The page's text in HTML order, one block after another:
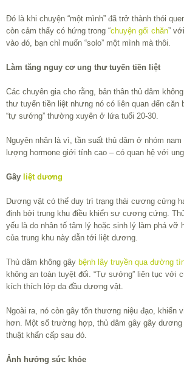
Đó là khi chuyện “một mình” đã trở thành thói
còn cảm thấy có hứng trong “chuyện gối chăn”
vào đó, bạn chỉ muốn “solo” một mình mà thôi.
Làm tăng nguy cơ ung thư tuyến tiền liệt
Các chuyên gia cho rằng, bản thân thủ dâm
thư tuyến tiền liệt nhưng nó có liên quan đến căn
“tự sướng” thường xuyên ở lứa tuổi 20-30.
Nguyên nhân là vì, tần suất thủ dâm ở nhóm
lượng hormone giới tính cao – có quan hệ với
Gây liệt dương
Dương vật có thể duy trì trạng thái cương cứng
định bởi trung khu điều khiển sự cương cứng.
yếu là do nhân tố tâm lý hoặc sinh lý làm phá vỡ
của trung khu này dẫn tới liệt dương.
Thủ dâm không gây bệnh lây truyền qua đường
không an toàn tuyệt đối. “Tự sướng” liên tục với
kích thích lớp da đầu dương vật.
Ngoài ra, nó còn gây tổn thương niệu đạo, khiến
hơn. Một số trường hợp, thủ dâm gây gãy dương
thuật khẩn cấp sau đó.
Ảnh hưởng sức khỏe